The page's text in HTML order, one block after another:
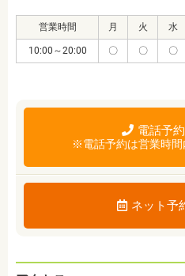
営業時間 月 火 水
10:00～20:00 〇 〇 〇
電話予
※電話予約は営業時間
ネット予